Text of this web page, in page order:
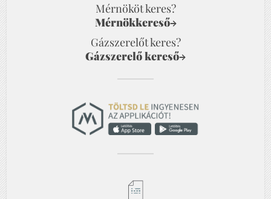
Mérnököt keres?
Mérnökkereső→
Gázszerelőt keres?
Gázszerelő kereső→